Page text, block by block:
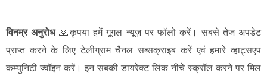
विनम्र अनुरोध 🙏कृपया हमें गूगल न्यूज़ पर फॉलो करें। सबसे तेज अपडेट
प्राप्त करने के लिए टेलीग्राम चैनल सब्सक्राइब करें एवं हमारे व्हाट्सएप
कम्युनिटी ज्वॉइन करें। इन सबकी डायरेक्ट लिंक नीचे स्क्रॉल करने पर मिल